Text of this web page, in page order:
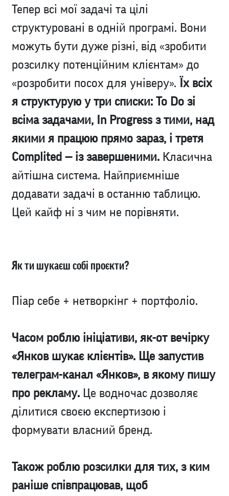
Тепер всі мої задачі та цілі
структуровані в одній програмі. Вони
можуть бути дуже різні, від «зробити
розсилку потенційним клієнтам» до
«розробити посох для універу». Їх всіх
я структурую у три списки: To Do зі
всіма задачами, In Progress з тими, над
якими я працюю прямо зараз, і третя
Complited — із завершеними.Класична
айтішна система. Найприємніше
додавати задачі в останню таблицю.
Цей кайф ні з чим не порівняти.
Як ти шукаєш собі проєкти?
Піар себе + нетворкінг + портфоліо.
Часом роблю ініціативи, як-от вечірку
«Янков шукає клієнтів». Ще запустив
телеграм-канал «Янков», в якому пишу
про рекламу.Це водночас дозволяє
ділитися своєю експертизою і
формувати власний бренд.
Також роблю розсилки для тих, з ким
раніше співпрацював, щоб